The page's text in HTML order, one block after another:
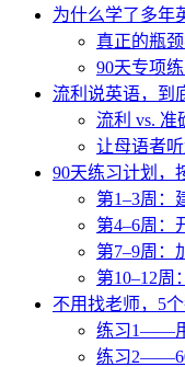
为什么学了多年
真正的瓶
90天专项
流利说英语，到
流利 vs.
让母语者
90天练习计划，
第1–3周：
第4–6周：
第7–9周：
第10–12周
不用找老师，5
练习1——
练习